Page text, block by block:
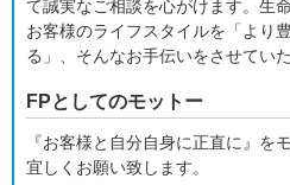
て誠実なご相談を心がけます。生
お客様のライフスタイルを「より
る」、そんなお手伝いをさせてい
FPとしてのモットー
『お客様と自分自身に正直に』を
宜しくお願い致します。